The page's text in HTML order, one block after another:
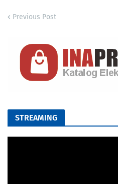
Previous Post
STREAMING